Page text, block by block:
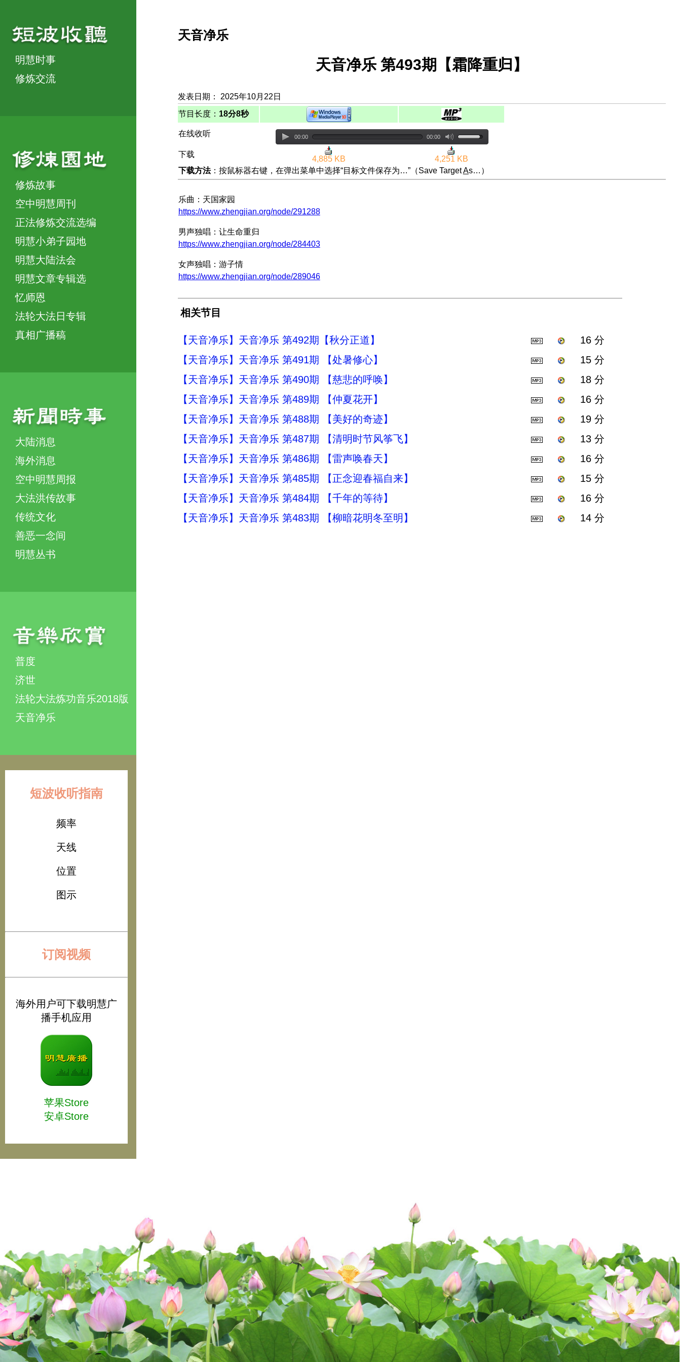
明慧时事
修炼交流
修炼故事
空中明慧周刊
正法修炼交流选编
明慧小弟子园地
明慧大陆法会
明慧文章专辑选
忆师恩
法轮大法日专辑
真相广播稿
大陆消息
海外消息
空中明慧周报
大法洪传故事
传统文化
善恶一念间
明慧丛书
普度
济世
法轮大法炼功音乐2018版
天音净乐
短波收听指南
频率
天线
位置
图示
订阅视频
海外用户可下载明慧广
播手机应用
苹果Store
安卓Store
天音净乐
天音净乐 第493期【霜降重归】
发表日期： 2025年10月22日
节目长度： 18分8秒
在线收听 00:00 00:00
下载
4,885 KB
4,251 KB
下载方法：按鼠标器右键，在弹出菜单中选择“目标文件保存为…”（Save TargetAs…）
乐曲：天国家园
https://www.zhengjian.org/node/291288
男声独唱：让生命重归
https://www.zhengjian.org/node/284403
女声独唱：游子情
https://www.zhengjian.org/node/289046
相关节目
【天音净乐】天音净乐 第492期【秋分正道】
16 分
【天音净乐】天音净乐 第491期 【处暑修心】
15 分
【天音净乐】天音净乐 第490期 【慈悲的呼唤】
18 分
【天音净乐】天音净乐 第489期 【仲夏花开】
16 分
【天音净乐】天音净乐 第488期 【美好的奇迹】
19 分
【天音净乐】天音净乐 第487期 【清明时节风筝飞】
13 分
【天音净乐】天音净乐 第486期 【雷声唤春天】
16 分
【天音净乐】天音净乐 第485期 【正念迎春福自来】
15 分
【天音净乐】天音净乐 第484期 【千年的等待】
16 分
【天音净乐】天音净乐 第483期 【柳暗花明冬至明】
14 分